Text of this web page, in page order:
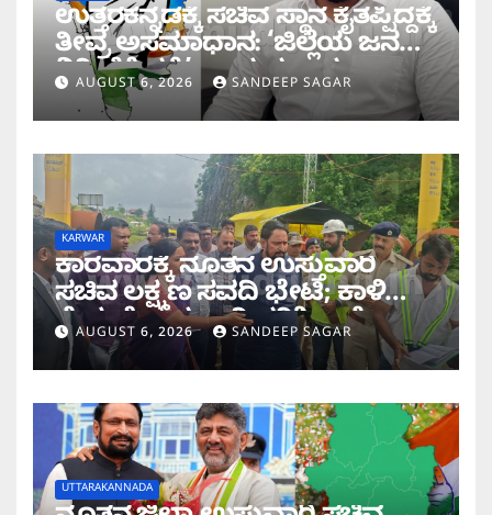
ಉತ್ತರಕನ್ನಡಕ್ಕೆ ಸಚಿವ ಸ್ಥಾನ ಕೈತಪ್ಪಿದ್ದಕ್ಕೆ
ತೀವ್ರ ಅಸಮಾಧಾನ: ‘ಜಿಲ್ಲೆಯ ಜನರ
ನಿರೀಕ್ಷೆಗೆ ಧಕ್ಕೆ’ ಎಂದ ಪ್ರಸಾದ
ಗಾಂವಕರ್
AUGUST 6, 2026 SANDEEP SAGAR
KARWAR
ಕಾರವಾರಕ್ಕೆ ನೂತನ ಉಸ್ತುವಾರಿ
ಸಚಿವ ಲಕ್ಷ್ಮಣ ಸವದಿ ಭೇಟಿ; ಕಾಳಿ
ಸೇತುವೆ ಕಾಮಗಾರಿ ಪರಿಶೀಲನೆ
AUGUST 6, 2026 SANDEEP SAGAR
UTTARAKANNADA